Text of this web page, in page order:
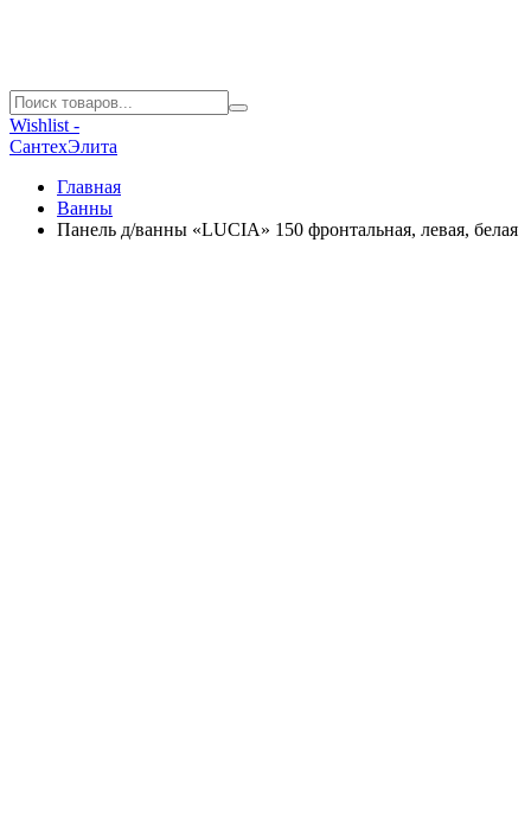
Wishlist -
СантехЭлита
Главная
Ванны
Панель д/ванны «LUCIA» 150 фронтальная, левая, белая